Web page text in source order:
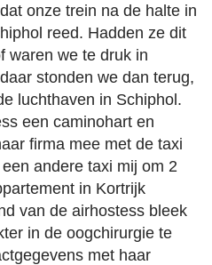
onze trein na de halte in
reed. Hadden ze dit
waren we te druk in
stonden we dan terug,
luchthaven in Schiphol.
een caminohart en
firma mee met de taxi
andere taxi mij om 2
in Kortrijk
van de airhostess bleek
in de oogchirurgie te
met haar